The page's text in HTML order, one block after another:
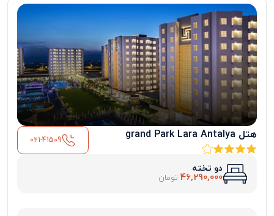
هتل grand Park Lara Antalya 021-41509
دو تخته
46,290,000 تومان